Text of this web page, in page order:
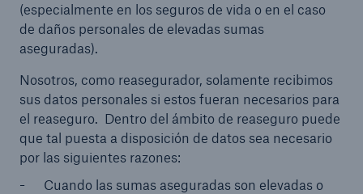
(especialmente en los seguros de vida o en el caso
de daños personales de elevadas sumas
aseguradas).
Nosotros, como reasegurador, solamente recibimos
sus datos personales si estos fueran necesarios para
el reaseguro. Dentro del ámbito de reaseguro puede
que tal puesta a disposición de datos sea necesario
por las siguientes razones:
Cuando las sumas aseguradas son elevadas o